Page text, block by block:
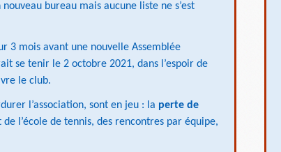
bureau mais aucune liste ne s’est
3 mois avant une nouvelle Assemblée
se tenir le 2 octobre 2021, dans l’espoir de
le club.
l’association, sont en jeu : la perte de
l’école de tennis, des rencontres par équipe,